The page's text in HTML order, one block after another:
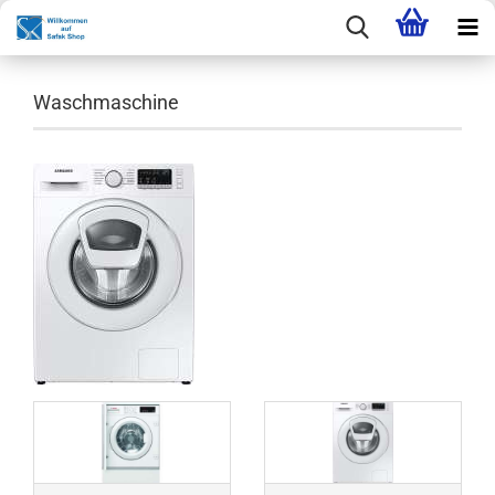
Waschmaschine